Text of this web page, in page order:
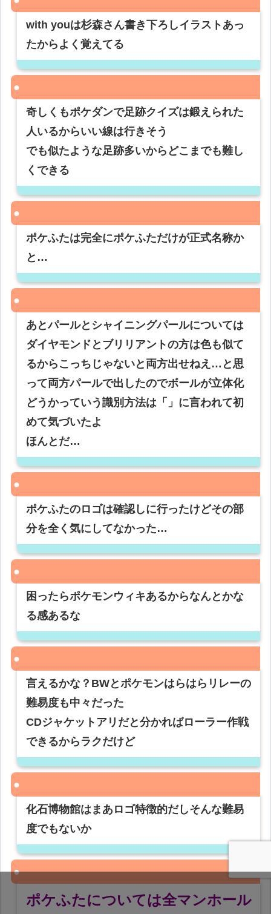
with youは杉森さん書き下ろしイラストあっ
たからよく覚えてる
奇しくもポケダンで足跡クイズは鍛えられた
人いるからいい線は行きそう
でも似たような足跡多いからどこまでも難し
くできる
ポケふたは完全にポケふただけが正式名称か
と…
あとパールとシャイニングパールについては
ダイヤモンドとブリリアントの方は色も似て
るからこっちじゃないと両方出せねえ…と思
って両方パールで出したのでボールが立体化
どうかっていう識別方法は「」に言われて初
めて気づいたよ
ほんとだ…
ポケふたのロゴは確認しに行ったけどその部
分を全く気にしてなかった…
困ったらポケモンウィキあるからなんとかな
る感あるな
言えるかな？BWとポケモンはらはらリレーの
難易度も中々だった
CDジャケットアリだと分かればローラー作戦
できるからラクだけど
化石博物館はまあロゴ特徴的だしそんな難易
度でもないか
ポケふたについては全マンホール